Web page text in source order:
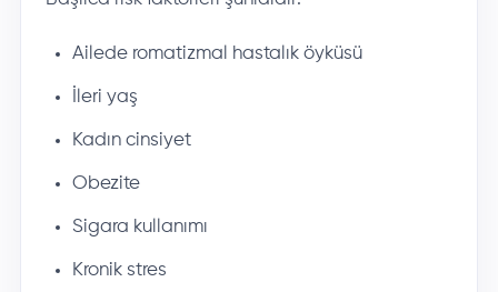
Ailede romatizmal hastalık öyküsü
İleri yaş
Kadın cinsiyet
Obezite
Sigara kullanımı
Kronik stres